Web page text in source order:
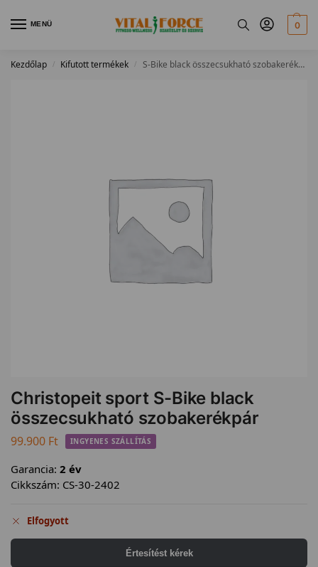
MENÜ 0
Kezdőlap / Kifutott termékek / S-Bike black összecsukható szobakerékpár
Christopeit sport S-Bike black
összecsukható szobakerékpár
99.900 Ft INGYENES SZÁLLÍTÁS
Garancia: 2 év
Cikkszám: CS-30-2402
Elfogyott
Értesítést kérek